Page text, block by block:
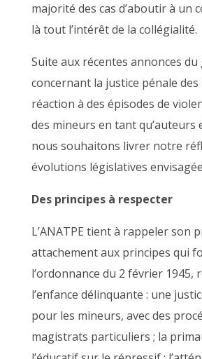
majorité des cas d’aboutir à un
là tout l’intérêt de la collégialité.
Suite aux récentes annonces
concernant la justice pénale
réaction à des épisodes de
des mineurs en tant qu’auteurs
nous souhaitons livrer notre
évolutions législatives
Des principes à respecter
L’ANATPE tient à rappeler son
attachement aux principes qui
l’ordonnance du 2 février 1945,
l’enfance délinquante : une
pour les mineurs, avec des
magistrats particuliers ; la